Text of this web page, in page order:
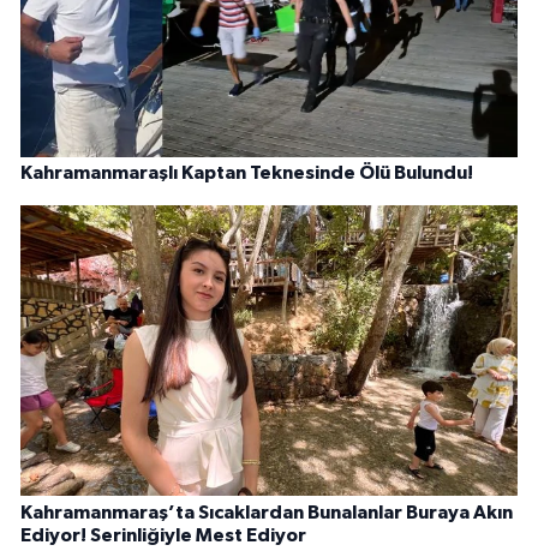
Kahramanmaraşlı Kaptan Teknesinde Ölü Bulundu!
Kahramanmaraş’ta Sıcaklardan Bunalanlar Buraya Akın
Ediyor! Serinliğiyle Mest Ediyor